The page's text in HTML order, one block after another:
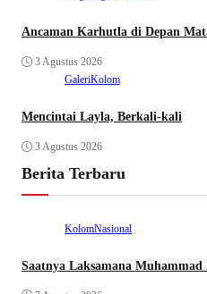
Ancaman Karhutla di Depan
3 Agustus 2026
GaleriKolom
Mencintai Layla, Berkali-kali
3 Agustus 2026
Berita Terbaru
KolomNasional
Saatnya Laksamana